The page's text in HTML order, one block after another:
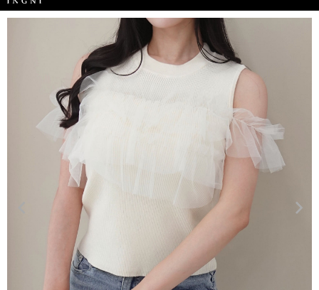
販｜INGNI
INGNI